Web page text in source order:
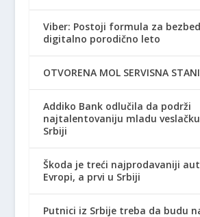
Viber: Postoji formula za
digitalno porodično leto
OTVORENA MOL SERVISNA
Addiko Bank odlučila da podrži
najtalentovaniju mladu
Srbiji
Škoda je treći najprodavaniji
Evropi, a prvi u Srbiji
Putnici iz Srbije treba da budu